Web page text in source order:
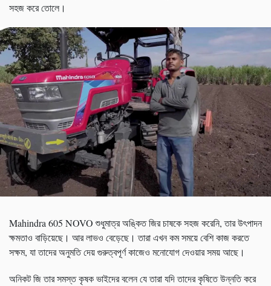
সহজ করে তোলে।
Mahindra 605 NOVO শুধুমাত্র অঙ্কিত জির চাষকে সহজ করেনি, তার উৎপাদন
ক্ষমতাও বাড়িয়েছে। আর লাভও বেড়েছে। তারা এখন কম সময়ে বেশি কাজ করতে
সক্ষম, যা তাদের অনুমতি দেয় গুরুত্বপূর্ণ কাজেও মনোযোগ দেওয়ার সময় আছে।
অনিকট জি তার সমস্ত কৃষক ভাইদের বলেন যে তারা যদি তাদের কৃষিতে উন্নতি করে